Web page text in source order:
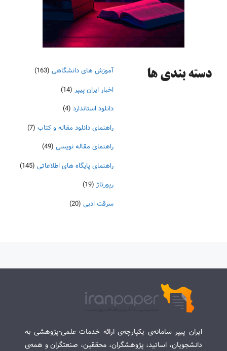
دسته‌ بندی ها آموزش های دانشگاهی (163)
اخبار ایران پیپر (14)
دانلود استاندارد (4)
راهنمای دانلود مقاله و کتاب (7)
راهنمای مقاله نویسی (49)
راهنمای پایگاه های اطلاعاتی (145)
رپورتاژ (19)
سرقت ادبی (20)
ایران پیپر سامانه‌ی یکپارچه‌ی ارائه خدمات علمی-پژوهشی به
دانشجویان، اساتید، پژوهشگران، محققین، صنعتگران و همه‌ی